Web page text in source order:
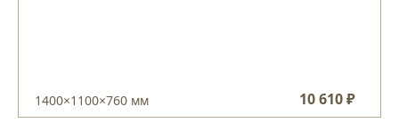
1400×1100×760 мм 10 610 ₽